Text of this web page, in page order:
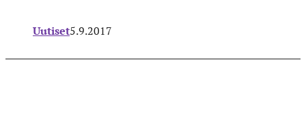
Uutiset5.9.2017